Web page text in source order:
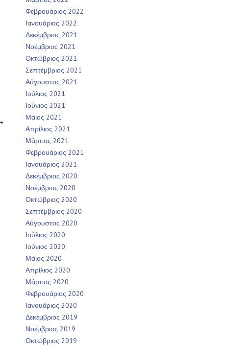
Φεβρουάριος 2022
Ιανουάριος 2022
Δεκέμβριος 2021
Νοέμβριος 2021
Οκτώβριος 2021
Σεπτέμβριος 2021
Αύγουστος 2021
Ιούλιος 2021
Ιούνιος 2021
Μάιος 2021
Απρίλιος 2021
Μάρτιος 2021
Φεβρουάριος 2021
Ιανουάριος 2021
Δεκέμβριος 2020
Νοέμβριος 2020
Οκτώβριος 2020
Σεπτέμβριος 2020
Αύγουστος 2020
Ιούλιος 2020
Ιούνιος 2020
Μάιος 2020
Απρίλιος 2020
Μάρτιος 2020
Φεβρουάριος 2020
Ιανουάριος 2020
Δεκέμβριος 2019
Νοέμβριος 2019
Οκτώβριος 2019